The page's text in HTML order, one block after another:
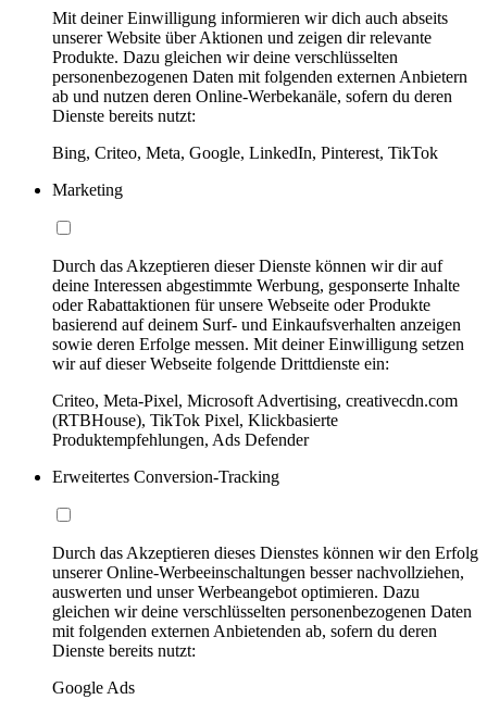
Mit deiner Einwilligung informieren wir dich auch abseits
unserer Website über Aktionen und zeigen dir relevante
Produkte. Dazu gleichen wir deine verschlüsselten
personenbezogenen Daten mit folgenden externen Anbietern
ab und nutzen deren Online-Werbekanäle, sofern du deren
Dienste bereits nutzt:
Bing, Criteo, Meta, Google, LinkedIn, Pinterest, TikTok
Marketing
Durch das Akzeptieren dieser Dienste können wir dir auf
deine Interessen abgestimmte Werbung, gesponserte Inhalte
oder Rabattaktionen für unsere Webseite oder Produkte
basierend auf deinem Surf- und Einkaufsverhalten anzeigen
sowie deren Erfolge messen. Mit deiner Einwilligung setzen
wir auf dieser Webseite folgende Drittdienste ein:
Criteo, Meta-Pixel, Microsoft Advertising, creativecdn.com
(RTBHouse), TikTok Pixel, Klickbasierte
Produktempfehlungen, Ads Defender
Erweitertes Conversion-Tracking
Durch das Akzeptieren dieses Dienstes können wir den Erfolg
unserer Online-Werbeeinschaltungen besser nachvollziehen,
auswerten und unser Werbeangebot optimieren. Dazu
gleichen wir deine verschlüsselten personenbezogenen Daten
mit folgenden externen Anbietenden ab, sofern du deren
Dienste bereits nutzt:
Google Ads